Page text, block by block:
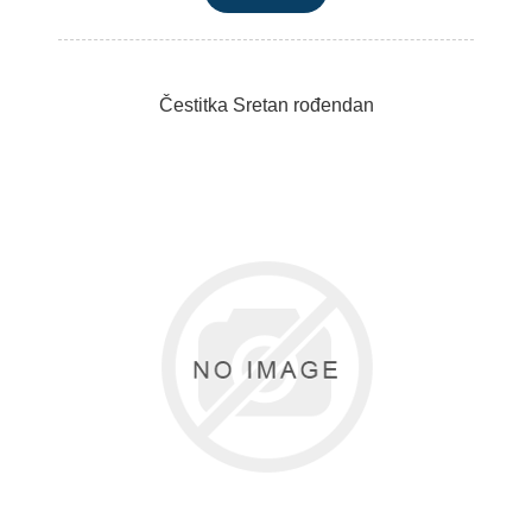
Čestitka Sretan rođendan